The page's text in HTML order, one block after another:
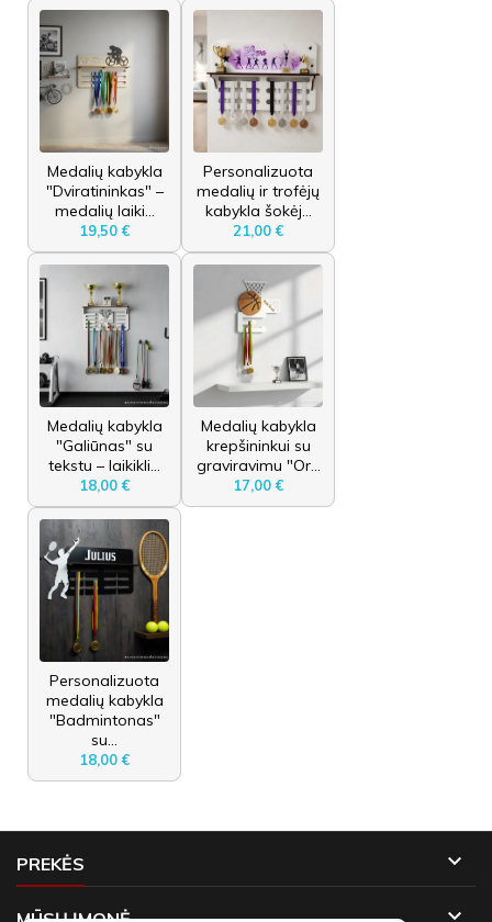
Medalių kabykla
"Dviratininkas" –
medalių laiki...
19,50 €
Personalizuota
medalių ir trofėjų
kabykla šokėj...
21,00 €
Medalių kabykla
"Galiūnas" su
tekstu – laikikli...
18,00 €
Medalių kabykla
krepšininkui su
graviravimu "Or...
17,00 €
Personalizuota
medalių kabykla
"Badmintonas"
su...
18,00 €
PREKĖS 
